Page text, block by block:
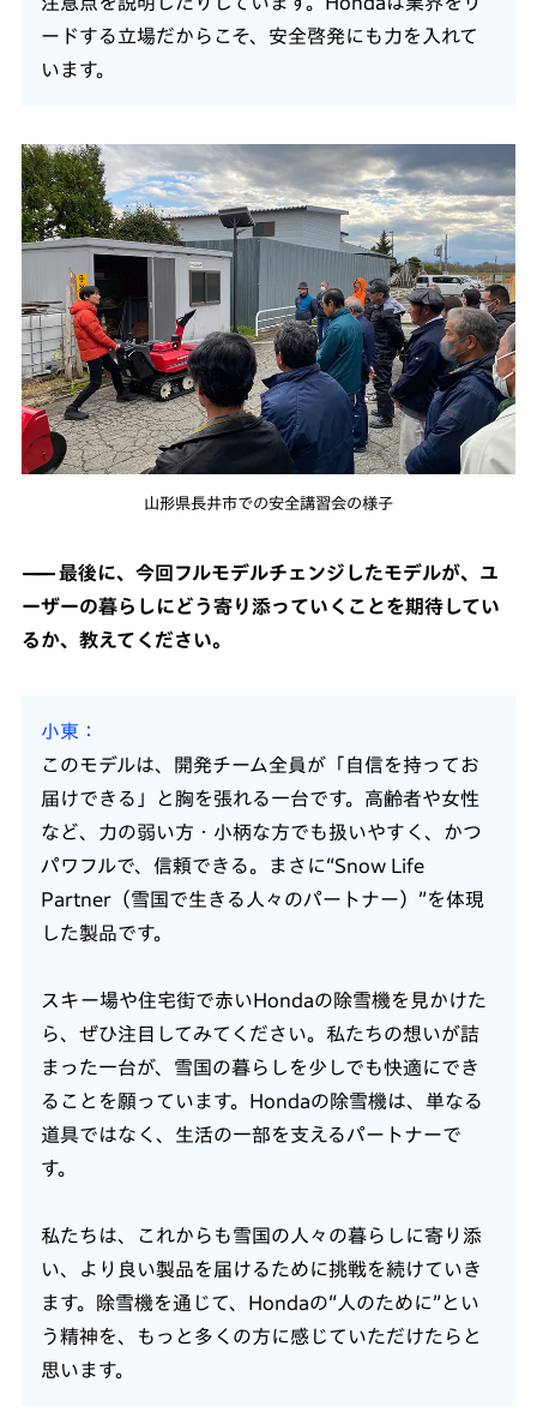
ードする立場だからこそ、安全啓発にも力を入れて
います。
山形県長井市での安全講習会の様子
最後に、今回フルモデルチェンジしたモデルが、ユ
ーザーの暮らしにどう寄り添っていくことを期待してい
るか、教えてください。
小東
このモデルは、開発チーム全員が「自信を持ってお
届けできる」と胸を張れる一台です。高齢者や女性
など、力の弱い方・小柄な方でも扱いやすく、かつ
パワフルで、信頼できる。まさに“Snow Life
Partner（雪国で生きる人々のパートナー）”を体現
した製品です。
スキー場や住宅街で赤いHondaの除雪機を見かけた
ら、ぜひ注目してみてください。私たちの想いが詰
まった一台が、雪国の暮らしを少しでも快適にでき
ることを願っています。Hondaの除雪機は、単なる
道具ではなく、生活の一部を支えるパートナーで
す。
私たちは、これからも雪国の人々の暮らしに寄り添
い、より良い製品を届けるために挑戦を続けていき
ます。除雪機を通じて、Hondaの“人のために”とい
う精神を、もっと多くの方に感じていただけたらと
思います。